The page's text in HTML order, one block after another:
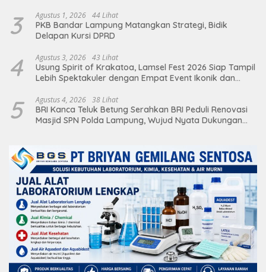
3 Agustus 1, 2026 44 Lihat
PKB Bandar Lampung Matangkan Strategi, Bidik
Delapan Kursi DPRD
4 Agustus 3, 2026 43 Lihat
Usung Spirit of Krakatoa, Lamsel Fest 2026 Siap Tampil
Lebih Spektakuler dengan Empat Event Ikonik dan
5 Agustus 4, 2026 38 Lihat
BRI Kanca Teluk Betung Serahkan BRI Peduli Renovasi
Masjid SPN Polda Lampung, Wujud Nyata Dukungan